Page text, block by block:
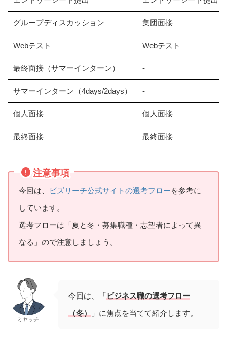
グループディスカッション 集団面接
Webテスト Webテスト
最終面接（サマーインターン） -
サマーインターン（4days/2days） -
個人面接 個人面接
最終面接 最終面接
注意事項
今回は、 ビズリーチ公式サイトの選考フローを参考に
しています。
選考フローは「夏と冬・募集職種・志望者によって異
なる」ので注意しましょう。
ミヤッチ
今回は、「ビジネス職の選考フロー
（冬） 」に焦点を当てて紹介します。